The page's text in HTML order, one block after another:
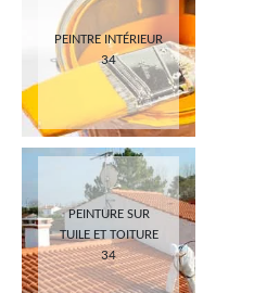
PEINTRE INTÉRIEUR
34
PEINTURE SUR
TUILE ET TOITURE
34